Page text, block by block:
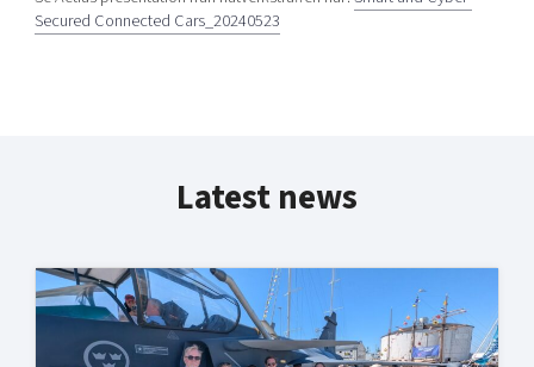
Secured Connected Cars_20240523
Latest news